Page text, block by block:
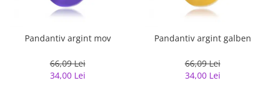
Pandantiv argint mov
66,09 Lei
34,00 Lei
Pandantiv argint galben
66,09 Lei
34,00 Lei